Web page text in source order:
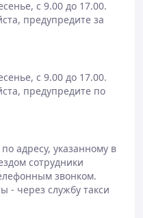
с 9.00 до 17.00.
предупредите за
с 9.00 до 17.00.
предупредите по
адресу, указанному в
сотрудники
звонком.
- через службу такси